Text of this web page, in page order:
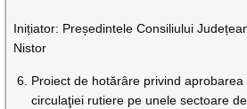
Inițiator: Președintele Consiliului
Nistor
Proiect de hotărâre privind
circulaţiei rutiere pe unele sectoare